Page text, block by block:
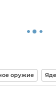
оружие